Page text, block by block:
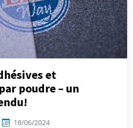
et
poudre – un
18/06/2024